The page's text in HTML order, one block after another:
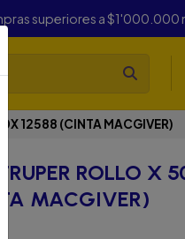
superiores a $1'000.000
12588 (CINTA MACGIVER)
ROLLO X
MACGIVER)